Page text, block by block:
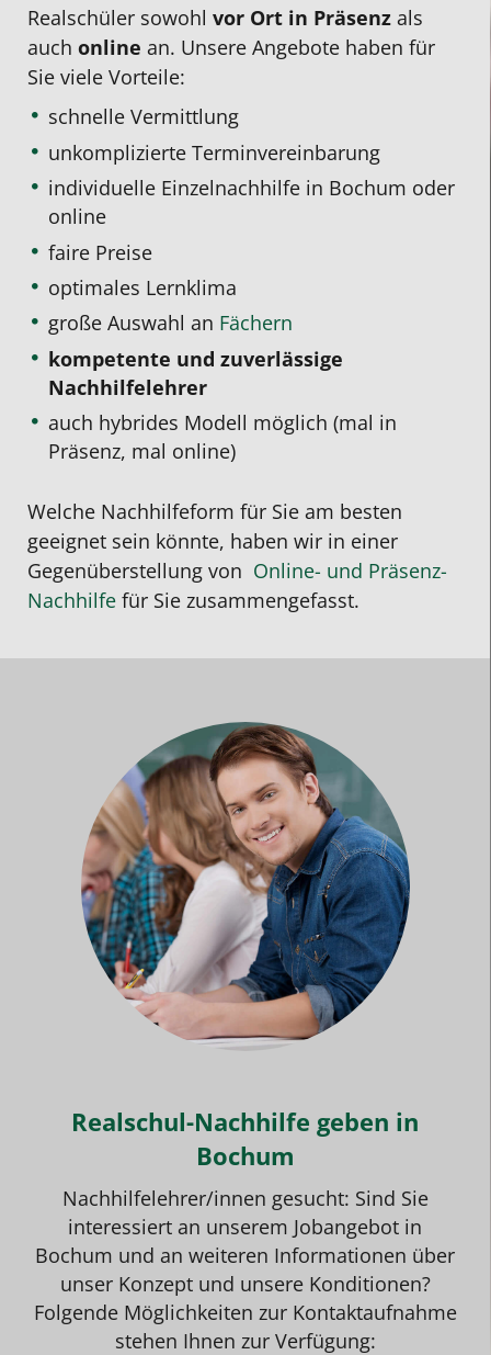
Realschüler sowohl vor Ort in Präsenz als
auch online an. Unsere Angebote haben für
Sie viele Vorteile:
schnelle Vermittlung
unkomplizierte Terminvereinbarung
individuelle Einzelnachhilfe in Bochum oder
online
faire Preise
optimales Lernklima
große Auswahl an Fächern
kompetente und zuverlässige
Nachhilfelehrer
auch hybrides Modell möglich (mal in
Präsenz, mal online)
Welche Nachhilfeform für Sie am besten
geeignet sein könnte, haben wir in einer
Gegenüberstellung von Online- und Präsenz-
Nachhilfe für Sie zusammengefasst.
Realschul-Nachhilfe geben in
Bochum
Nachhilfelehrer/innen gesucht: Sind Sie
interessiert an unserem Jobangebot in
Bochum und an weiteren Informationen über
unser Konzept und unsere Konditionen?
Folgende Möglichkeiten zur Kontaktaufnahme
stehen Ihnen zur Verfügung: